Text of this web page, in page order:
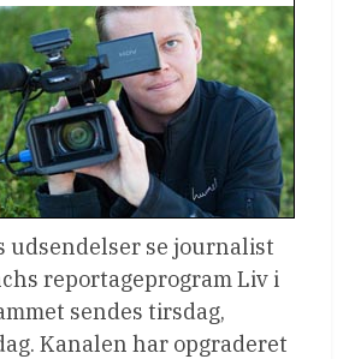
udsendelser se journalist
reportageprogram Liv i
sendes tirsdag,
Kanalen har opgraderet